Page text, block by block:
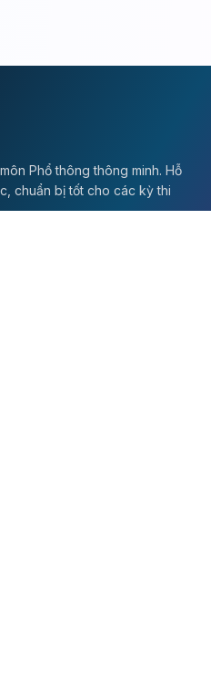
Phổ thông thông minh. Hỗ
chuẩn bị tốt cho các kỳ thi